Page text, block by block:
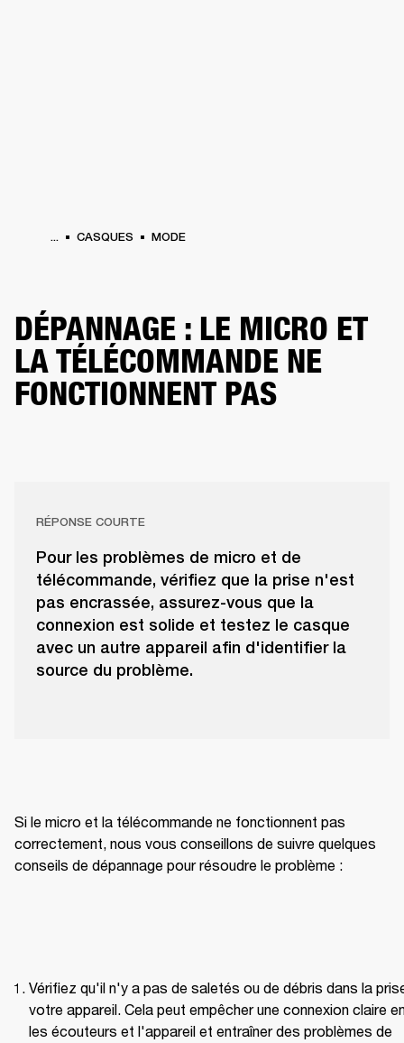
... CASQUES MODE
DÉPANNAGE : LE MICRO ET
LA TÉLÉCOMMANDE NE
FONCTIONNENT PAS
RÉPONSE COURTE
Pour les problèmes de micro et de
télécommande, vérifiez que la prise n'est
pas encrassée, assurez-vous que la
connexion est solide et testez le casque
avec un autre appareil afin d'identifier la
source du problème.
Si le micro et la télécommande ne fonctionnent pas
correctement, nous vous conseillons de suivre quelques
conseils de dépannage pour résoudre le problème :
Vérifiez qu'il n'y a pas de saletés ou de débris dans la
votre appareil. Cela peut empêcher une connexion claire
les écouteurs et l'appareil et entraîner des problèmes de